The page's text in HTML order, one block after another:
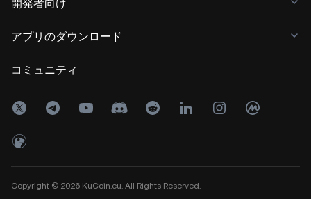
開発者向け
アプリのダウンロード
コミュニティ
Copyright © 2026 KuCoin.eu. All Rights Reserved.